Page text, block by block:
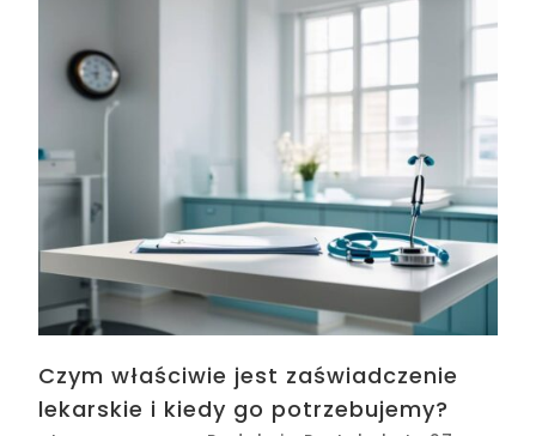
Czym właściwie jest zaświadczenie
lekarskie i kiedy go potrzebujemy?